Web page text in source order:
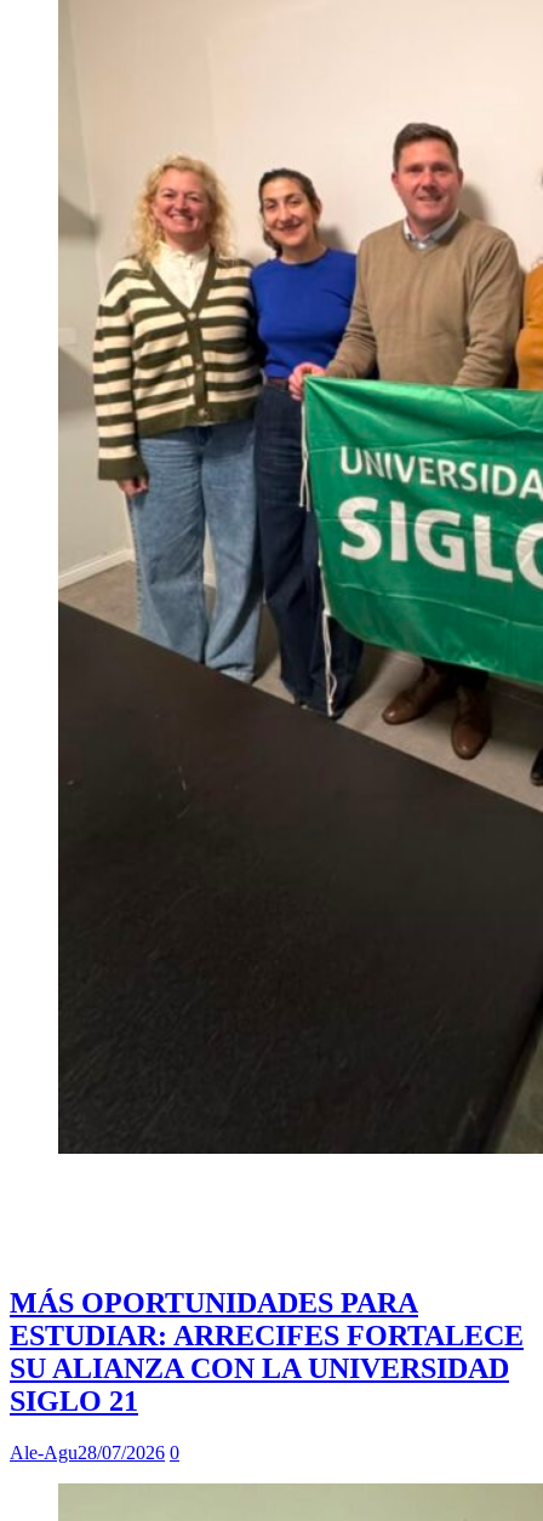
MÁS OPORTUNIDADES PARA
ESTUDIAR: ARRECIFES FORTALECE
SU ALIANZA CON LA UNIVERSIDAD
SIGLO 21
Ale-Agu28/07/2026 0